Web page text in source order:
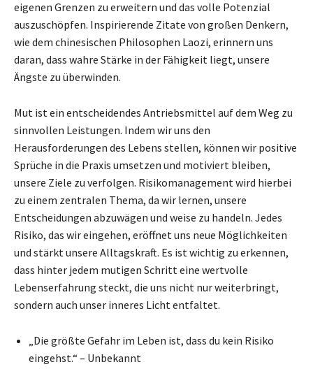
eigenen Grenzen zu erweitern und das volle Potenzial
auszuschöpfen. Inspirierende Zitate von großen Denkern,
wie dem chinesischen Philosophen Laozi, erinnern uns
daran, dass wahre Stärke in der Fähigkeit liegt, unsere
Ängste zu überwinden.
Mut ist ein entscheidendes Antriebsmittel auf dem Weg zu
sinnvollen Leistungen. Indem wir uns den
Herausforderungen des Lebens stellen, können wir positive
Sprüche in die Praxis umsetzen und motiviert bleiben,
unsere Ziele zu verfolgen. Risikomanagement wird hierbei
zu einem zentralen Thema, da wir lernen, unsere
Entscheidungen abzuwägen und weise zu handeln. Jedes
Risiko, das wir eingehen, eröffnet uns neue Möglichkeiten
und stärkt unsere Alltagskraft. Es ist wichtig zu erkennen,
dass hinter jedem mutigen Schritt eine wertvolle
Lebenserfahrung steckt, die uns nicht nur weiterbringt,
sondern auch unser inneres Licht entfaltet.
„Die größte Gefahr im Leben ist, dass du kein Risiko
eingehst.“ – Unbekannt